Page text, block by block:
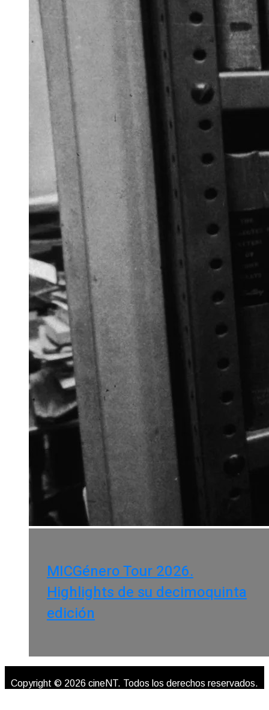
MICGénero Tour 2026.
Highlights de su decimoquinta
edición
Copyright © 2026 cineNT. Todos los derechos reservados.